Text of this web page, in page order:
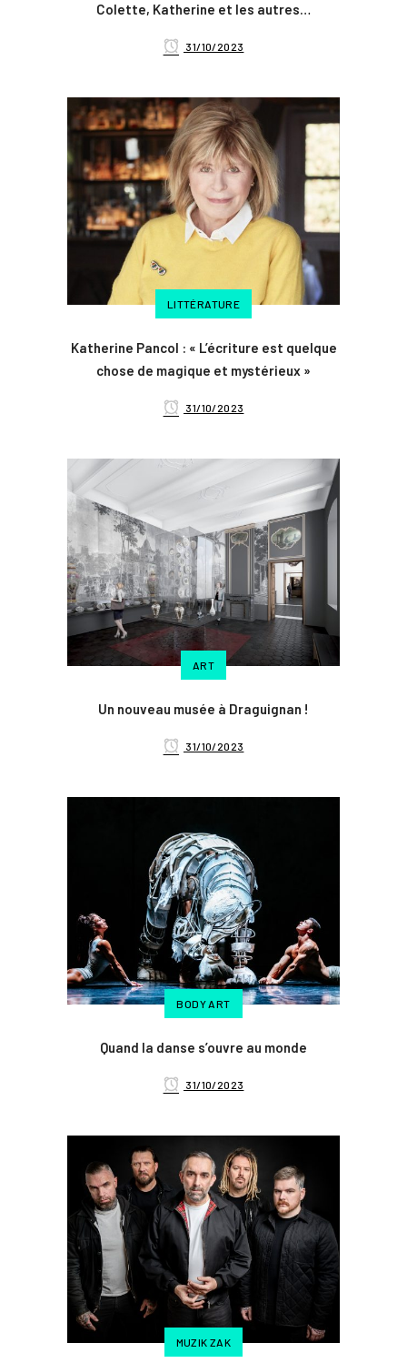
Colette, Katherine et les autres…
31/10/2023
LITTÉRATURE
Katherine Pancol : « L’écriture est quelque
chose de magique et mystérieux »
31/10/2023
ART
Un nouveau musée à Draguignan !
31/10/2023
BODY ART
Quand la danse s’ouvre au monde
31/10/2023
MUZIK ZAK